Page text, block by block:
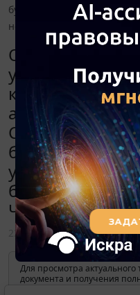
бухгалтерском и
необходимо?
Организация, в
условиями,
кондиционеры
арендуемых
Стоимость
более 20 000
учесть данные
бухгалтерском
Что для этого
23 августа 2010
Для просмотра актуального
документа и получения